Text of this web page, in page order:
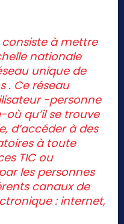
consiste à mettre
nationale
unique de
. Ce réseau
-personne
qu’il se trouve
d’accéder à des
à toute
TIC ou
les personnes
canaux de
: internet,